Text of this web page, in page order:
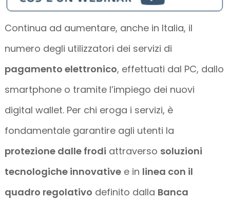
Continua ad aumentare, anche in Italia, il
numero degli utilizzatori dei servizi di
pagamento elettronico, effettuati dal PC, dallo
smartphone o tramite l’impiego dei nuovi
digital wallet. Per chi eroga i servizi, è
fondamentale garantire agli utenti la
protezione dalle frodi attraverso soluzioni
tecnologiche innovative e in linea con il
quadro regolativo definito dalla Banca